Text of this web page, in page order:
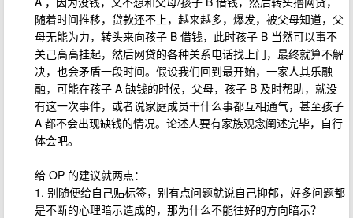
随着时间推移，贷款还不上，越来越多，爆发，被父母知道，父
母无能为力，转头来向孩子 B 借钱，此时孩子 B 当然可以事不
关己高高挂起，然后网贷的各种关系电话找上门，最终就算不解
决，也会矛盾一段时间。假设我们回到最开始，一家人其乐融
融，可能在孩子 A 缺钱的时候，父母，孩子 B 及时帮助，就没
有这一次事件，或者说家庭成员干什么事都互相通气，甚至孩子
A 都不会出现缺钱的情况。论述人要有家族观念阐述完毕，自行
体会吧。
给 OP 的建议就两点：
1. 别随便给自己贴标签，别有点问题就说自己抑郁，好多问题都
是不断的心理暗示造成的，那为什么不能往好的方向暗示？